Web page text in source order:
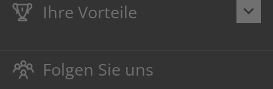
keyboard_arrow_down
Ihre Vorteile
LebenslangeHausmarke Garantieauf Toner und Tinte
schützt auch Ihren Drucker.
Umweltfreundlich dadurch Abfallvermeidung.
Folgen Sie uns